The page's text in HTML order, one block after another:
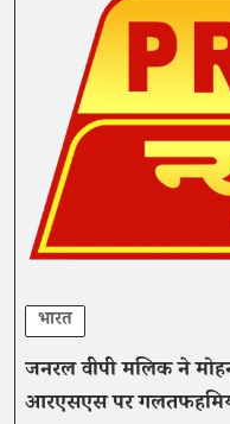
भारत
जनरल वीपी मलिक ने
आरएसएस पर